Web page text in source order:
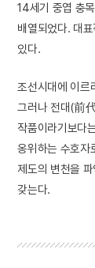
14세기 중엽 충
배열되었다. 대
있다.
조선시대에 이르
그러나 전대(前
작품이라기보다
옹위하는 수호자
제도의 변천을
갖는다.